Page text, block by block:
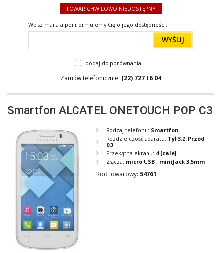
TOWAR CHWILOWO NIEDOSTĘPNY
Wpisz maila a poinformujemy Cię o jego dostępności:
WYŚLIJ
dodaj do porównania
Zamów telefonicznie: (22) 727 16 04
Smartfon ALCATEL ONETOUCH POP C3
Rodzaj telefonu: Smartfon
Rozdzielczość aparatu: Tył 3.2 ,Przód
0.3
Przekątna ekranu: 4 [cale]
Złącza: micro USB , miniJack 3.5mm
Kod towarowy: 54761